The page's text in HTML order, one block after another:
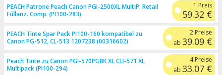
PEACH Patrone Peach Canon PGI-2500XL MultiP. Retail
Füllanz. Comp. (PI100-283)
1 Preis
59.32 €
PEACH Tinte Spar Pack PI100-160 kompatibel zu
Canon PG-512, CL-513 1207238 (00316602)
2 Preise
ab 39.09 €
Peach Tinte zu Canon PGI-570PGBK XL CLI-571 XL
Multipack (PI100-294)
4 Preise
ab 33.07 €